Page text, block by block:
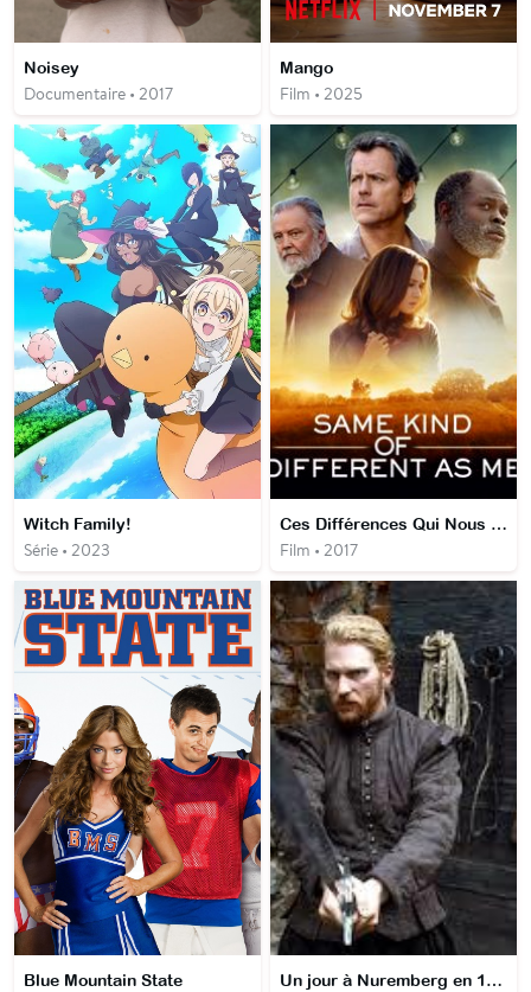
Noisey
Documentaire • 2017
Mango
Film • 2025
Witch Family!
Série • 2023
Ces Différences Qui Nous Rapprochent
Film • 2017
Blue Mountain State Un jour à Nuremberg en 1593 - le bourreau Frantz Schmidt